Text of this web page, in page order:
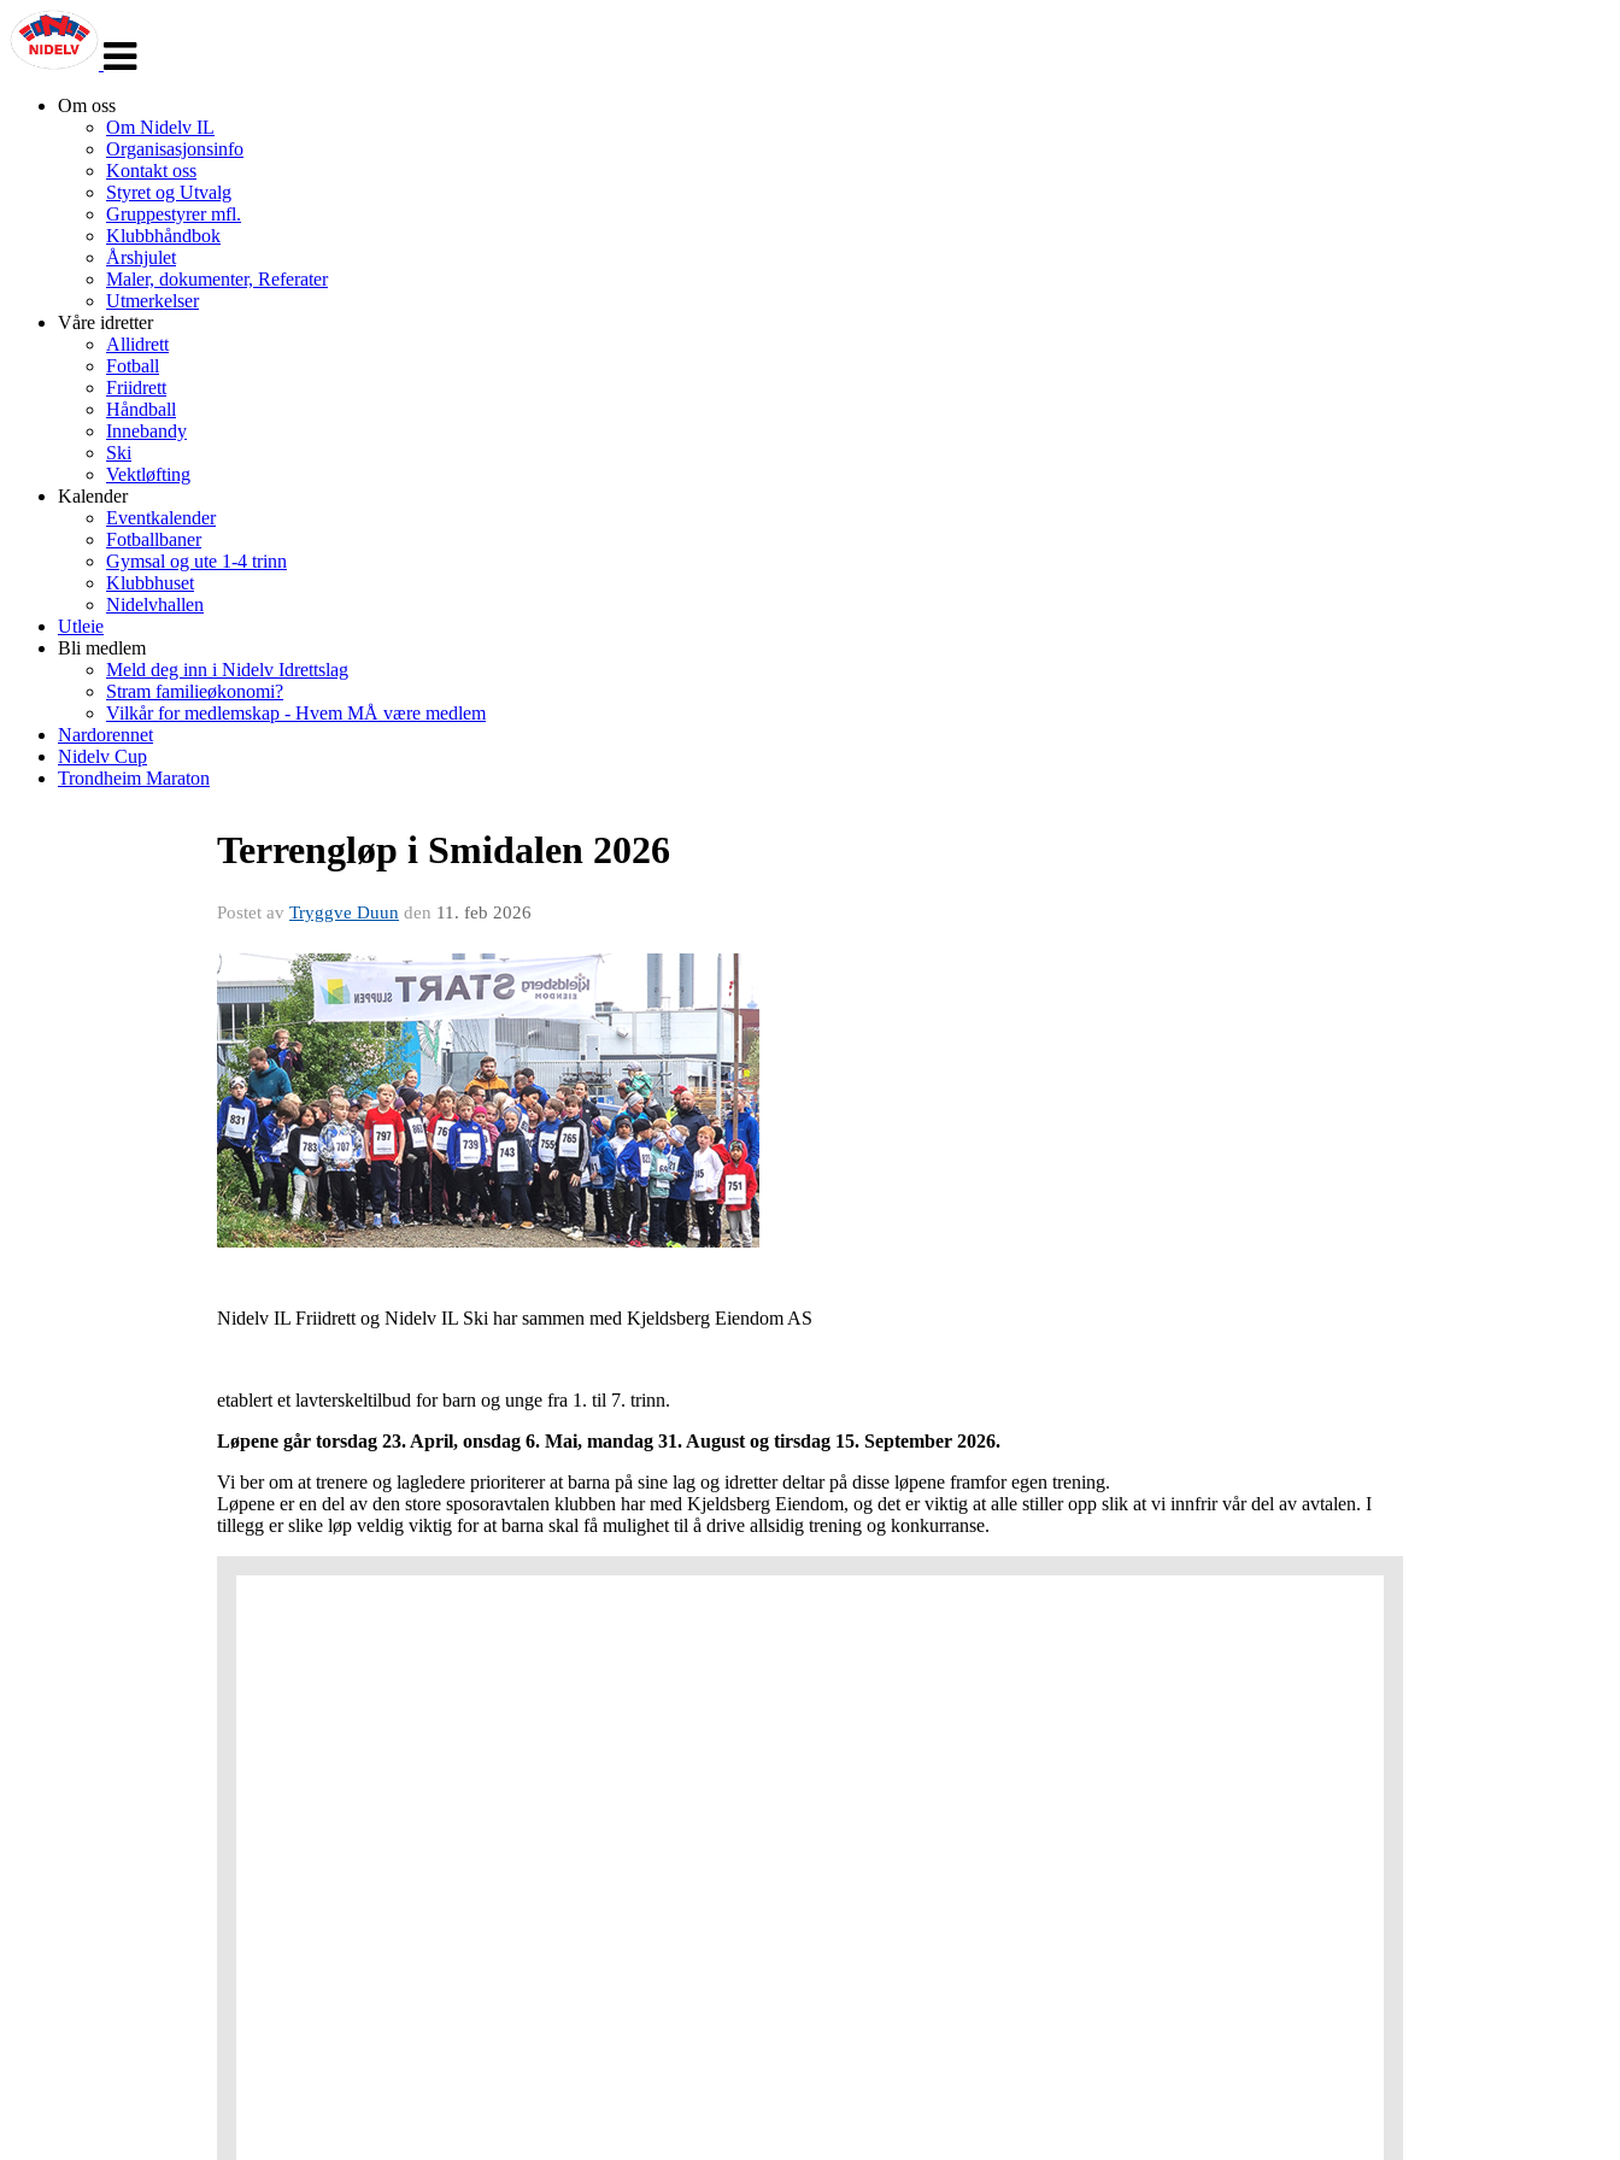
navigasjon
Om oss
Om Nidelv IL
Organisasjonsinfo
Kontakt oss
Styret og Utvalg
Gruppestyrer mfl.
Klubbhåndbok
Årshjulet
Maler, dokumenter, Referater
Utmerkelser
Våre idretter
Allidrett
Fotball
Friidrett
Håndball
Innebandy
Ski
Vektløfting
Kalender
Eventkalender
Fotballbaner
Gymsal og ute 1-4 trinn
Klubbhuset
Nidelvhallen
Utleie
Bli medlem
Meld deg inn i Nidelv Idrettslag
Stram familieøkonomi?
Vilkår for medlemskap - Hvem MÅ være medlem
Nardorennet
Nidelv Cup
Trondheim Maraton
Terrengløp i Smidalen 2026
Postet av Tryggve Duun den 11. feb 2026
Nidelv IL Friidrett og Nidelv IL Ski har sammen med Kjeldsberg Eiendom AS
etablert et lavterskeltilbud for barn og unge fra 1. til 7. trinn.
Løpene går torsdag 23. April, onsdag 6. Mai, mandag 31. August og tirsdag 15. September 2026.
Vi ber om at trenere og lagledere prioriterer at barna på sine lag og idretter deltar på disse løpene framfor egen trening.
Løpene er en del av den store sposoravtalen klubben har med Kjeldsberg Eiendom, og det er viktig at alle stiller opp slik at vi innfrir vår del av avtalen. I
tillegg er slike løp veldig viktig for at barna skal få mulighet til å drive allsidig trening og konkurranse.